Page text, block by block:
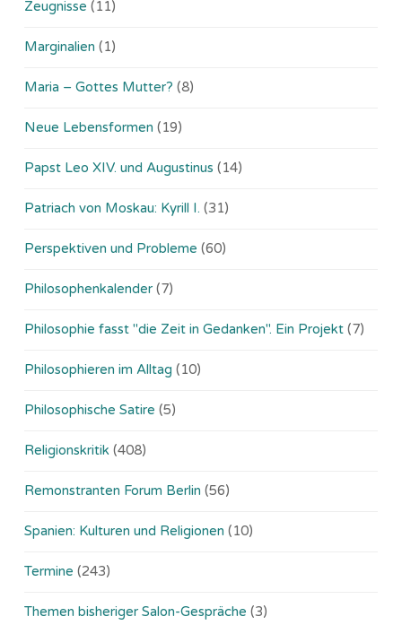
Zeugnisse (11)
Marginalien (1)
Maria – Gottes Mutter? (8)
Neue Lebensformen (19)
Papst Leo XIV. und Augustinus (14)
Patriach von Moskau: Kyrill I. (31)
Perspektiven und Probleme (60)
Philosophenkalender (7)
Philosophie fasst "die Zeit in Gedanken". Ein Projekt (7)
Philosophieren im Alltag (10)
Philosophische Satire (5)
Religionskritik (408)
Remonstranten Forum Berlin (56)
Spanien: Kulturen und Religionen (10)
Termine (243)
Themen bisheriger Salon-Gespräche (3)